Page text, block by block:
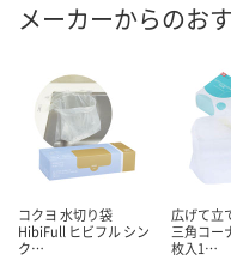
メーカーからのお
コクヨ 水切り袋
HibiFull ヒビフル シン
ク…
広げて立
三角コー
枚入1…